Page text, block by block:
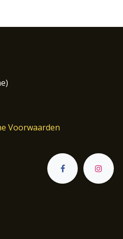
Voorwaarden